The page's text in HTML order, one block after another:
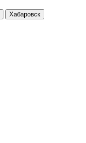
Хабаровск